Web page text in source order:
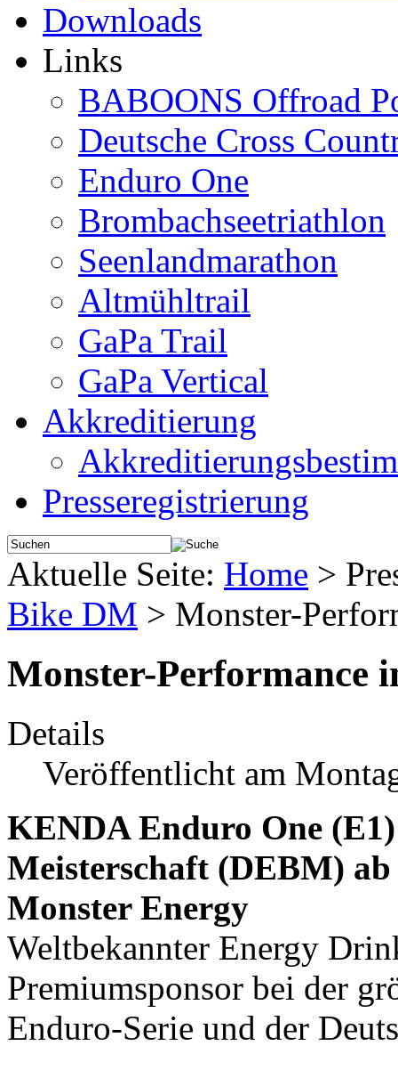
Downloads
Links
BABOONS Offroad
Deutsche Cross
Enduro One
Brombachseetriathlon
Seenlandmarathon
Altmühltrail
GaPa Trail
GaPa Vertical
Akkreditierung
Presseregistrierung
Aktuelle Seite: Home >
Bike DM > Monster-
Monster-Performance
Details
Veröffentlicht am
KENDA Enduro One
Meisterschaft (DEBM)
Monster Energy
Weltbekannter Energy
Premiumsponsor bei der
Enduro-Serie und der